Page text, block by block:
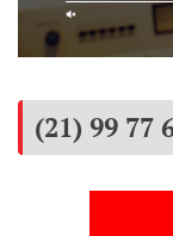
(21) 99 77